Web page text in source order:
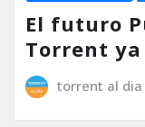
El futuro
Torrent
torrent al dia